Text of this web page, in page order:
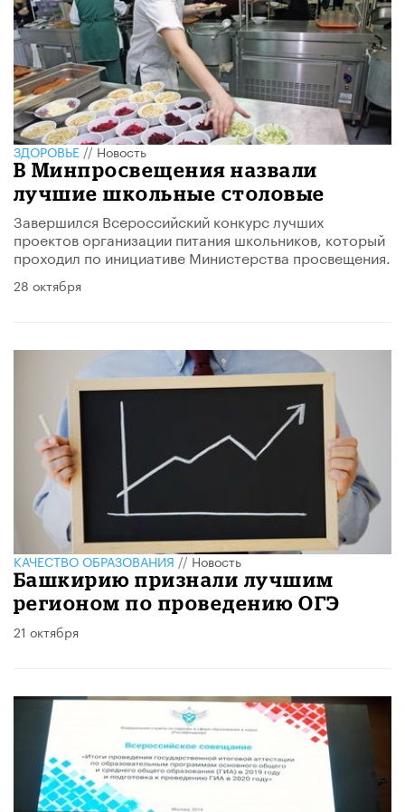
ЗДОРОВЬЕ//Новость
В Минпросвещения назвали
лучшие школьные столовые
Завершился Всероссийский конкурс лучших
проектов организации питания школьников, который
проходил по инициативе Министерства просвещения.
28 октября
КАЧЕСТВО ОБРАЗОВАНИЯ//Новость
Башкирию признали лучшим
регионом по проведению ОГЭ
21 октября